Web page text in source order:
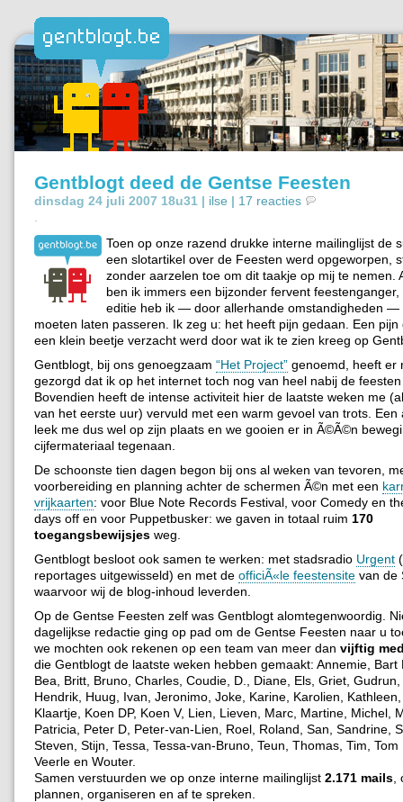
Gentblogt deed de Gentse Feesten
dinsdag 24 juli 2007 18u31 | ilse | 17 reacties
Toen op onze razend drukke interne mailinglijst de
een slotartikel over de Feesten werd opgeworpen,
zonder aarzelen toe om dit taakje op mij te nemen.
ben ik immers een bijzonder fervent
editie heb ik — door allerhande omstandigheden —
moeten laten passeren. Ik zeg u: het heeft pijn gedaan. Een pijn
een klein beetje verzacht werd door wat ik te zien kreeg op
Gentblogt, bij ons genoegzaam “Het Project” genoemd, heeft er
gezorgd dat ik op het internet toch nog van heel nabij de
Bovendien heeft de intense activiteit hier de laatste weken me
van het eerste uur) vervuld met een warm gevoel van trots. Een
leek me dus wel op zijn plaats en we gooien er in Ã©Ã©n
cijfermateriaal tegenaan.
De schoonste tien dagen begon bij ons al weken van tevoren,
voorbereiding en planning achter de schermen Ã©n met een
vrijkaarten: voor Blue Note Records Festival, voor Comedy en
days off en voor Puppetbusker: we gaven in totaal ruim 170
toegangsbewijsjes weg.
Gentblogt besloot ook samen te werken: met stadsradio Urgent
reportages uitgewisseld) en met de officiÃ«le feestensite van de
waarvoor wij de blog-inhoud leverden.
Op de Gentse Feesten zelf was Gentblogt alomtegenwoordig.
dagelijkse redactie ging op pad om de Gentse Feesten naar u
we mochten ook rekenen op een team van meer dan vijftig
die Gentblogt de laatste weken hebben gemaakt: Annemie, Bart
Bea, Britt, Bruno, Charles, Coudie, D., Diane, Els, Griet,
Hendrik, Huug, Ivan, Jeronimo, Joke, Karine, Karolien,
Klaartje, Koen DP, Koen V, Lien, Lieven, Marc, Martine, Michel,
Patricia, Peter D, Peter-van-Lien, Roel, Roland, San, Sandrine,
Steven, Stijn, Tessa, Tessa-van-Bruno, Teun, Thomas, Tim, Tom
Veerle en Wouter.
Samen verstuurden we op onze interne mailinglijst 2.171 mails
plannen, organiseren en af te spreken.